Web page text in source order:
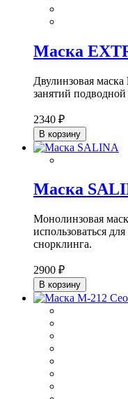
Маска
Двулинзовая маска
занятий
2340 ₽
В корзину
Маска
Монолинзовая
использоваться
снорклинга.
2900 ₽
В корзину